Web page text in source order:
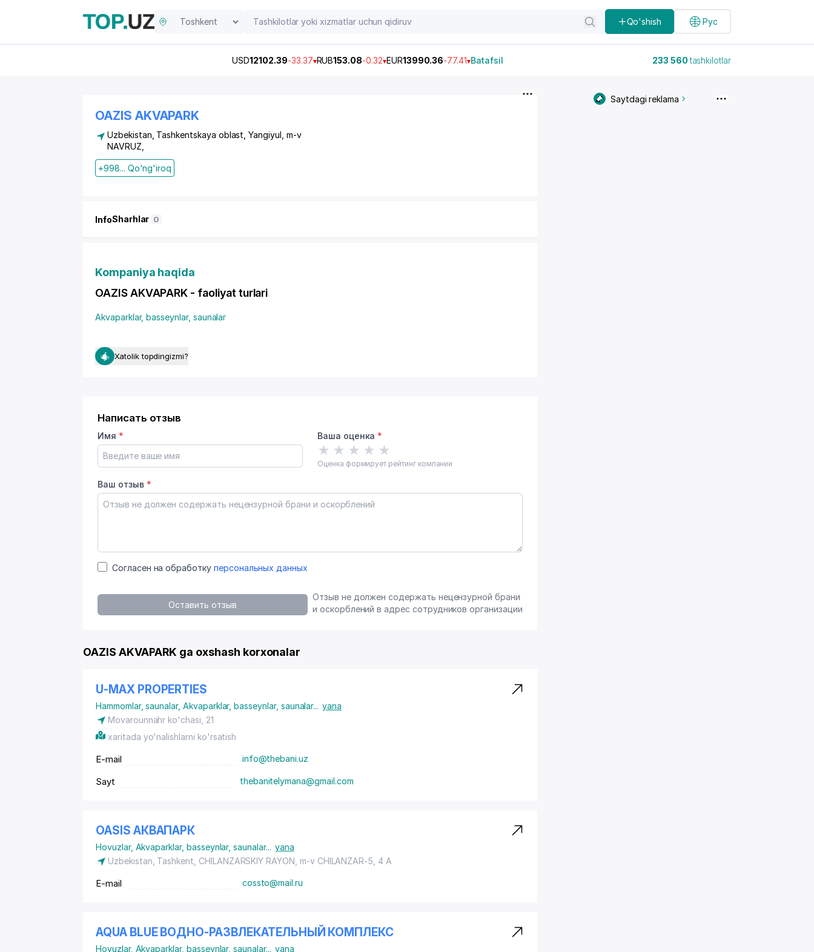
Qo'shish Рус
USD12102.39-33.37 RUB153.08-0.32 EUR13990.36-77.41 Batafsil 233 560tashkilotlar
OAZIS AKVAPARK
Uzbekistan, Tashkentskaya oblast, Yangiyul, m-v
NAVRUZ
+998... Qo'ng'iroq
InfoSharhlar 0
Kompaniya haqida
OAZIS AKVAPARK - faoliyat turlari
Akvaparklar, basseynlar, saunalar
Xatolik topdingizmi?
Написать отзыв
Имя * Ваша оценка *
★ ★ ★ ★ ★
Оценка формирует рейтинг компании
Ваш отзыв *
Согласен на обработку персональных данных
Оставить отзыв
Отзыв не должен содержать нецензурной брани
и оскорблений в адрес сотрудников организации
OAZIS AKVAPARK ga oxshash korxonalar
U-MAX PROPERTIES
Hammomlar, saunalar, Akvaparklar, basseynlar, saunalar... yana
Movarounnahr ko'chasi, 21
xaritada yo'nalishlarni ko'rsatish
E-mail info@thebani.uz
Sayt thebanitelymana@gmail.com
OASIS АКВАПАРК
Hovuzlar, Akvaparklar, basseynlar, saunalar... yana
Uzbekistan, Tashkent, CHILANZARSKIY RAYON , m-v CHILANZAR-5, 4 A
E-mail cossto@mail.ru
AQUA BLUE ВОДНО-РАЗВЛЕКАТЕЛЬНЫЙ КОМПЛЕКС
Hovuzlar, Akvaparklar, basseynlar, saunalar... yana
Saytdagi reklama